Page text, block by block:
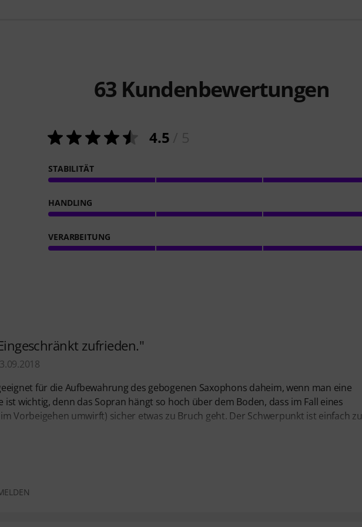
63 Kundenbewertungen
4.5
STABILITÄT
HANDLING
VERARBEITUNG
zufrieden."
für die Aufbewahrung des gebogenen Saxophons daheim, wenn man eine
ist wichtig, denn das Sopran hängt so hoch über dem Boden, dass im Fall eines
Vorbeigehen umwirft) sicher etwas zu Bruch geht. Der Schwerpunkt ist einfach zu